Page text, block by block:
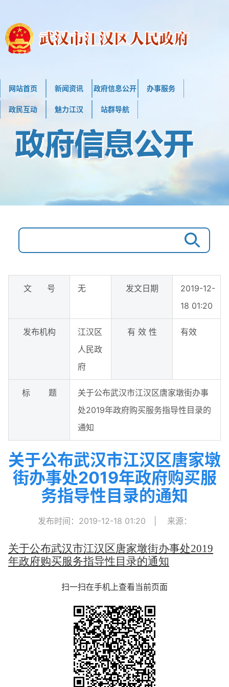
网站首页 新闻资讯 政府信息公开 办事服务
政民互动 魅力江汉 站群导航
文 号 无 发文日期
2019-12-
18 01:20
发布机构
江汉区
人民政
府
有 效 性 有效
标 题
关于公布武汉市江汉区唐家墩街办事
处2019年政府购买服务指导性目录的
通知
关于公布武汉市江汉区唐家墩
街办事处2019年政府购买服
务指导性目录的通知
发布时间：2019-12-18 01:20 来源：
关于公布武汉市江汉区唐家墩街办事处2019
年政府购买服务指导性目录的通知
扫一扫在手机上查看当前页面